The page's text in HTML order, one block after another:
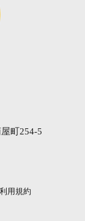
町254-5
利用規約